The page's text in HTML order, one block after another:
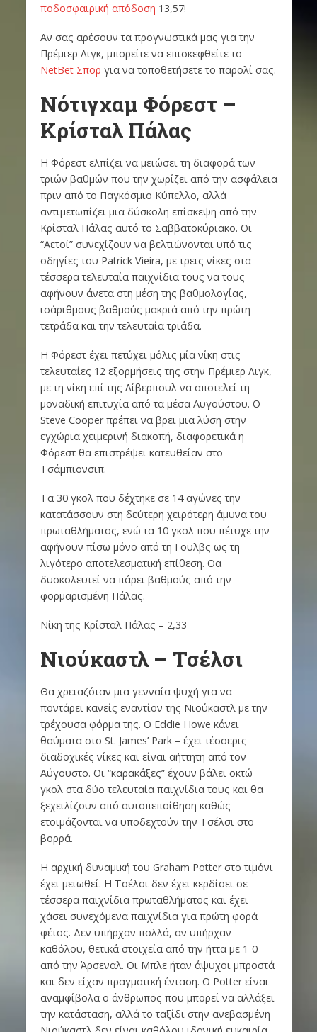
ποδοσφαιρική απόδοση 13,57!
Αν σας αρέσουν τα προγνωστικά μας για την
Πρέμιερ Λιγκ, μπορείτε να επισκεφθείτε το
NetBet Σπορ για να τοποθετήσετε το παρολί σας.
Νότιγχαμ Φόρεστ –
Κρίσταλ Πάλας
Η Φόρεστ ελπίζει να μειώσει τη διαφορά των
τριών βαθμών που την χωρίζει από την ασφάλεια
πριν από το Παγκόσμιο Κύπελλο, αλλά
αντιμετωπίζει μια δύσκολη επίσκεψη από την
Κρίσταλ Πάλας αυτό το Σαββατοκύριακο. Οι
“Αετοί” συνεχίζουν να βελτιώνονται υπό τις
οδηγίες του Patrick Vieira, με τρεις νίκες στα
τέσσερα τελευταία παιχνίδια τους να τους
αφήνουν άνετα στη μέση της βαθμολογίας,
ισάριθμους βαθμούς μακριά από την πρώτη
τετράδα και την τελευταία τριάδα.
Η Φόρεστ έχει πετύχει μόλις μία νίκη στις
τελευταίες 12 εξορμήσεις της στην Πρέμιερ Λιγκ,
με τη νίκη επί της Λίβερπουλ να αποτελεί τη
μοναδική επιτυχία από τα μέσα Αυγούστου. Ο
Steve Cooper πρέπει να βρει μια λύση στην
εγχώρια χειμερινή διακοπή, διαφορετικά η
Φόρεστ θα επιστρέψει κατευθείαν στο
Τσάμπιονσιπ.
Τα 30 γκολ που δέχτηκε σε 14 αγώνες την
κατατάσσουν στη δεύτερη χειρότερη άμυνα του
πρωταθλήματος, ενώ τα 10 γκολ που πέτυχε την
αφήνουν πίσω μόνο από τη Γουλβς ως τη
λιγότερο αποτελεσματική επίθεση. Θα
δυσκολευτεί να πάρει βαθμούς από την
φορμαρισμένη Πάλας.
Νίκη της Κρίσταλ Πάλας – 2,33
Νιούκαστλ – Τσέλσι
Θα χρειαζόταν μια γενναία ψυχή για να
ποντάρει κανείς εναντίον της Νιούκαστλ με την
τρέχουσα φόρμα της. Ο Eddie Howe κάνει
θαύματα στο St. James’ Park – έχει τέσσερις
διαδοχικές νίκες και είναι αήττητη από τον
Αύγουστο. Οι “καρακάξες” έχουν βάλει οκτώ
γκολ στα δύο τελευταία παιχνίδια τους και θα
ξεχειλίζουν από αυτοπεποίθηση καθώς
ετοιμάζονται να υποδεχτούν την Τσέλσι στο
βορρά.
Η αρχική δυναμική του Graham Potter στο τιμόνι
έχει μειωθεί. Η Τσέλσι δεν έχει κερδίσει σε
τέσσερα παιχνίδια πρωταθλήματος και έχει
χάσει συνεχόμενα παιχνίδια για πρώτη φορά
φέτος. Δεν υπήρχαν πολλά, αν υπήρχαν
καθόλου, θετικά στοιχεία από την ήττα με 1-0
από την Άρσεναλ. Οι Μπλε ήταν άψυχοι μπροστά
και δεν είχαν πραγματική ένταση. Ο Potter είναι
αναμφίβολα ο άνθρωπος που μπορεί να αλλάξει
την κατάσταση, αλλά το ταξίδι στην ανεβασμένη